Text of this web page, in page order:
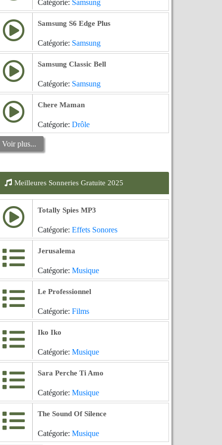
Catégorie: Samsung
Samsung S6 Edge Plus
Catégorie: Samsung
Samsung Classic Bell
Catégorie: Samsung
Chere Maman
Catégorie: Drôle
Voir plus...
Meilleures Sonneries Gratuite 2025
Totally Spies MP3
Catégorie: Effets Sonores
Jerusalema
Catégorie: Musique
Le Professionnel
Catégorie: Films
Iko Iko
Catégorie: Musique
Sara Perche Ti Amo
Catégorie: Musique
The Sound Of Silence
Catégorie: Musique